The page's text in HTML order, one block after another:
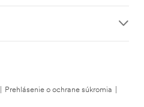
Prehlásenie o ochrane súkromia